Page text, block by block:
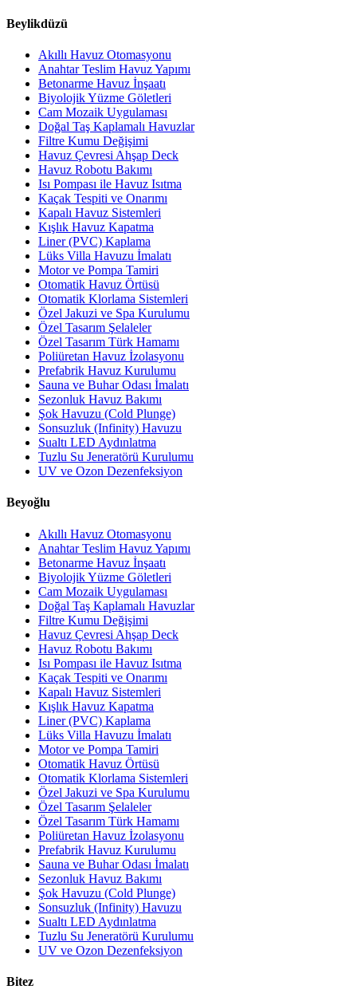
Beylikdüzü
Akıllı Havuz Otomasyonu
Anahtar Teslim Havuz Yapımı
Betonarme Havuz İnşaatı
Biyolojik Yüzme Göletleri
Cam Mozaik Uygulaması
Doğal Taş Kaplamalı Havuzlar
Filtre Kumu Değişimi
Havuz Çevresi Ahşap Deck
Havuz Robotu Bakımı
Isı Pompası ile Havuz Isıtma
Kaçak Tespiti ve Onarımı
Kapalı Havuz Sistemleri
Kışlık Havuz Kapatma
Liner (PVC) Kaplama
Lüks Villa Havuzu İmalatı
Motor ve Pompa Tamiri
Otomatik Havuz Örtüsü
Otomatik Klorlama Sistemleri
Özel Jakuzi ve Spa Kurulumu
Özel Tasarım Şelaleler
Özel Tasarım Türk Hamamı
Poliüretan Havuz İzolasyonu
Prefabrik Havuz Kurulumu
Sauna ve Buhar Odası İmalatı
Sezonluk Havuz Bakımı
Şok Havuzu (Cold Plunge)
Sonsuzluk (Infinity) Havuzu
Sualtı LED Aydınlatma
Tuzlu Su Jeneratörü Kurulumu
UV ve Ozon Dezenfeksiyon
Beyoğlu
Akıllı Havuz Otomasyonu
Anahtar Teslim Havuz Yapımı
Betonarme Havuz İnşaatı
Biyolojik Yüzme Göletleri
Cam Mozaik Uygulaması
Doğal Taş Kaplamalı Havuzlar
Filtre Kumu Değişimi
Havuz Çevresi Ahşap Deck
Havuz Robotu Bakımı
Isı Pompası ile Havuz Isıtma
Kaçak Tespiti ve Onarımı
Kapalı Havuz Sistemleri
Kışlık Havuz Kapatma
Liner (PVC) Kaplama
Lüks Villa Havuzu İmalatı
Motor ve Pompa Tamiri
Otomatik Havuz Örtüsü
Otomatik Klorlama Sistemleri
Özel Jakuzi ve Spa Kurulumu
Özel Tasarım Şelaleler
Özel Tasarım Türk Hamamı
Poliüretan Havuz İzolasyonu
Prefabrik Havuz Kurulumu
Sauna ve Buhar Odası İmalatı
Sezonluk Havuz Bakımı
Şok Havuzu (Cold Plunge)
Sonsuzluk (Infinity) Havuzu
Sualtı LED Aydınlatma
Tuzlu Su Jeneratörü Kurulumu
UV ve Ozon Dezenfeksiyon
Bitez